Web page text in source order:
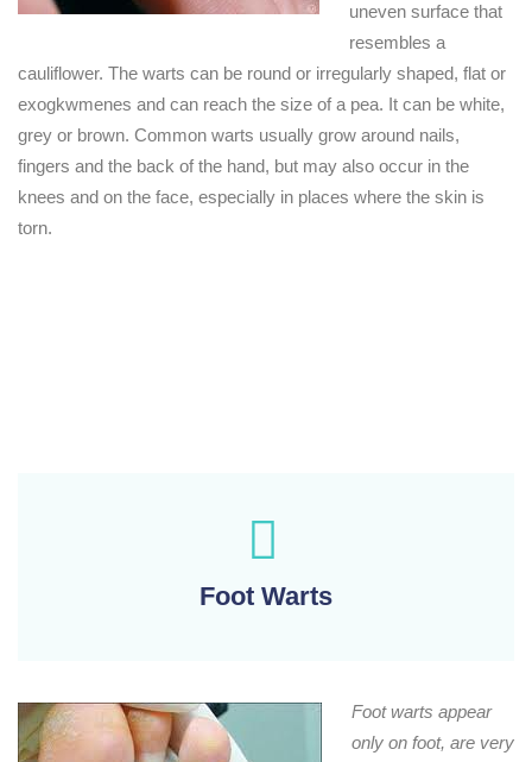
uneven surface that
resembles a
cauliflower. The warts can be round or irregularly shaped, flat or
exogkwmenes and can reach the size of a pea. It can be white,
grey or brown. Common warts usually grow around nails,
fingers and the back of the hand, but may also occur in the
knees and on the face, especially in places where the skin is
torn.
Foot Warts
Foot warts appear
only on foot, are very